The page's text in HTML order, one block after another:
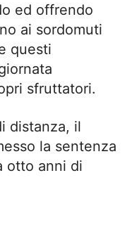
ed offrendo
ai sordomuti
questi
sfruttatori.
distanza, il
la sentenza
otto anni di